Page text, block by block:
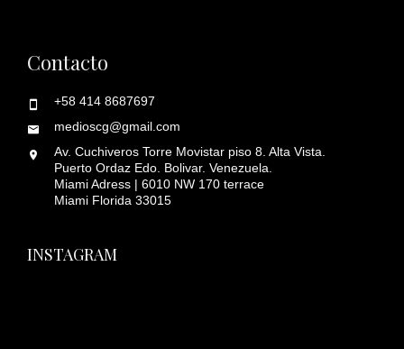
Contacto
+58 414 8687697
medioscg@gmail.com
Av. Cuchiveros Torre Movistar piso 8. Alta Vista.
Puerto Ordaz Edo. Bolivar. Venezuela.
Miami Adress | 6010 NW 170 terrace
Miami Florida 33015
INSTAGRAM